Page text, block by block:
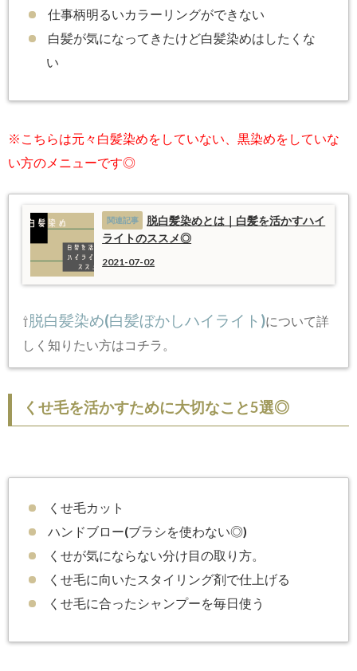
仕事柄明るいカラーリングができない
白髪が気になってきたけど白髪染めはしたくな
い
※こちらは元々白髪染めをしていない、黒染めをしていな
い方のメニューです◎
脱白髪染めとは｜白髪を活かすハイ
ライトのススメ◎
2021-07-02
⇧脱白髪染め(白髪ぼかしハイライト)について詳
しく知りたい方はコチラ。
くせ毛を活かすために大切なこと5選◎
くせ毛カット
ハンドブロー(ブラシを使わない◎)
くせが気にならない分け目の取り方。
くせ毛に向いたスタイリング剤で仕上げる
くせ毛に合ったシャンプーを毎日使う